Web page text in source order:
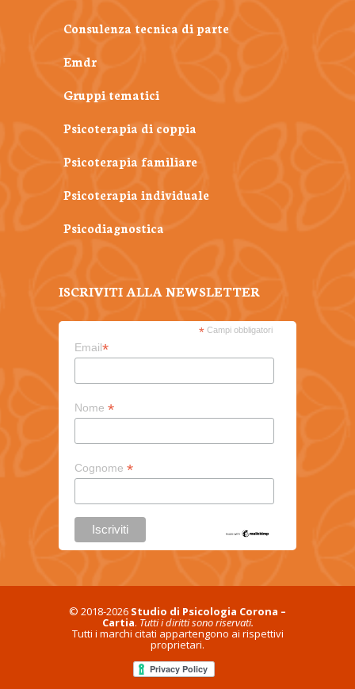
Consulenza tecnica di parte
Emdr
Gruppi tematici
Psicoterapia di coppia
Psicoterapia familiare
Psicoterapia individuale
Psicodiagnostica
ISCRIVITI ALLA NEWSLETTER
*Campi obbligatori
Email*
Nome *
Cognome *
© 2018-2026 Studio di Psicologia Corona –
Cartia. Tutti i diritti sono riservati.
Tutti i marchi citati appartengono ai rispettivi
proprietari.